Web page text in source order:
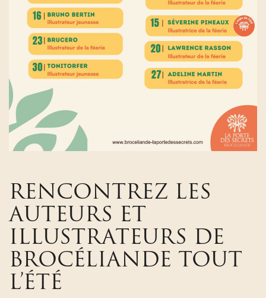
RENCONTREZ LES
AUTEURS ET
ILLUSTRATEURS DE
BROCÉLIANDE TOUT
L’ÉTÉ